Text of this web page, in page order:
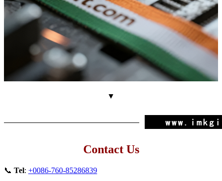
▼
Contact Us
📞 Tel: +0086-760-85286839